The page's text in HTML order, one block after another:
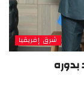
شرق إفريقيا